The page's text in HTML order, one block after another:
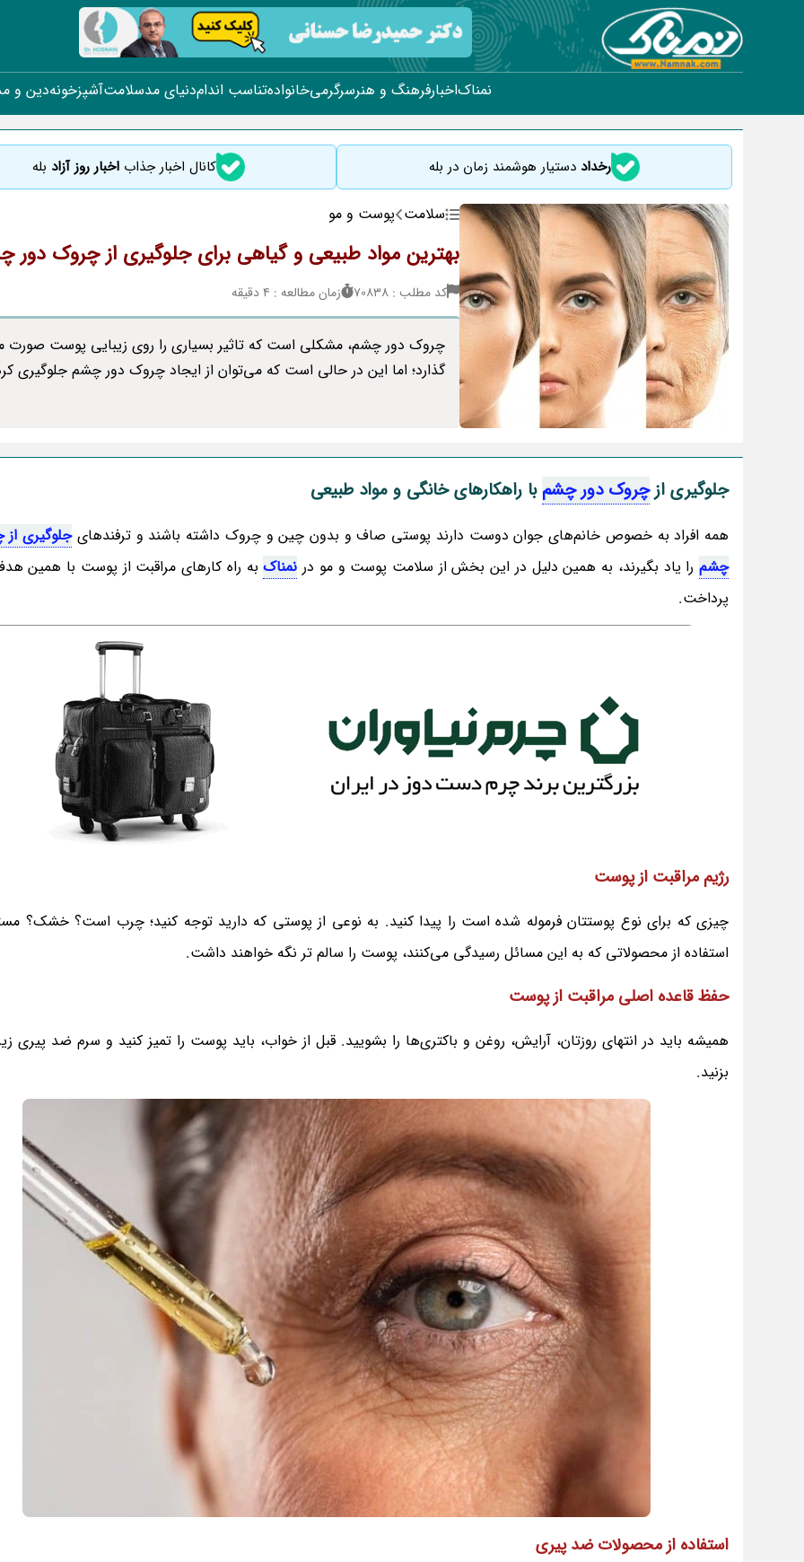
نمناکاخبارفرهنگ و هنرسرگرمیخانوادهتناسب اندامدنیای مدسلامتآشپزخونهدین و
رخداد دستیار هوشمند زمان در بله کانال اخبار جذاب اخبار روز آزاد بله
سلامت پوست و مو
بهترین مواد طبیعی و گیاهی برای جلوگیری از چروک دور
کد مطلب : 70838 زمان مطالعه : 4 دقیقه
چروک دور چشم، مشکلی است که تاثیر بسیاری را روی زیبایی پوست صورت
گذارد؛ اما این در حالی است که می‌توان از ایجاد چروک دور چشم جلوگیری
جلوگیری ازچروک دور چشم با راهکارهای خانگی و مواد طبیعی
همه افراد به خصوص خانم‌های جوان دوست دارند پوستی صاف و بدون چین و چروک داشته باشند و ترفندهایجلوگیری
چشمرا یاد بگیرند، به همین دلیل در این بخش از سلامت پوست و مو در نمناکبه راه کارهای مراقبت از پوست با همین
پرداخت.
رژیم مراقبت از پوست
چیزی که برای نوع پوستتان فرموله شده است را پیدا کنید. به نوعی از پوستی که دارید توجه کنید؛ چرب است؟ خشک؟
استفاده از محصولاتی که به این مسائل رسیدگی می‌کنند، پوست را سالم تر نگه خواهند داشت.
حفظ قاعده اصلی مراقبت از پوست
همیشه باید در انتهای روزتان، آرایش، روغن و باکتری‌ها را بشویید. قبل از خواب، باید پوست را تمیز کنید و سرم ضد پیری
بزنید.
استفاده از محصولات ضد پیری